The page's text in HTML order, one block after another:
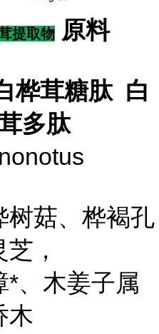
提取物 原料
桦茸糖肽 白
多肽
树菇、桦褐孔
，
*、木姜子属
木